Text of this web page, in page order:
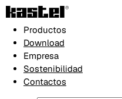
Productos
Download
Empresa
Sostenibilidad
Contactos